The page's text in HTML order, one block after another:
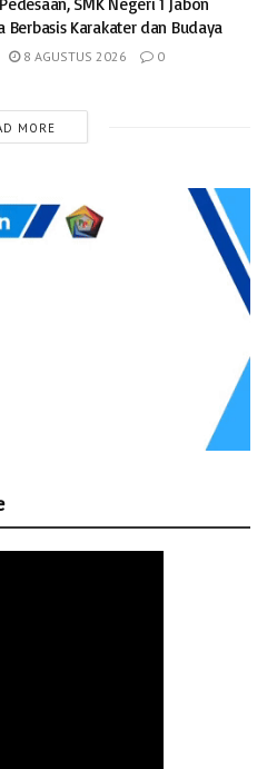
Berbasis Karakater dan Budaya
8 AGUSTUS 2026 0
MORE